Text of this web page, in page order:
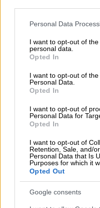
Please note that this
not limited to your visit or
grant or deny consent to
use your data for below
consent section.
Personal Data
I want to opt-out of
personal data.
Opted In
I want to opt-out of
Personal Data.
Opted In
I want to opt-out of
Personal Data for
Opted In
I want to opt-out of
Retention, Sale, and/
Personal Data that Is
Purposes for which it
Opted Out
Google consents
ΗΠΑ. «Θα κλείσει
κι αν η Microsoft ή
συμφωνία», δήλωσε
Αμερικανός
Η Ουάσιγκτον
συγκεκριμένο
χρησιμοποιείται
υπηρεσίες
παρακολούθησης
κατηγορηματικά
στο Πεκίνο. Την
ένοικος του
ήθελε να
διαμοιρασμού